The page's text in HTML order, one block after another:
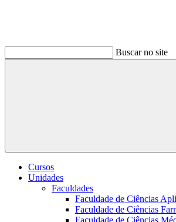
Buscar no site
Buscar
Cursos
Unidades
Faculdades
Faculdade de Ciências
Faculdade de Ciências
Faculdade de Ciências